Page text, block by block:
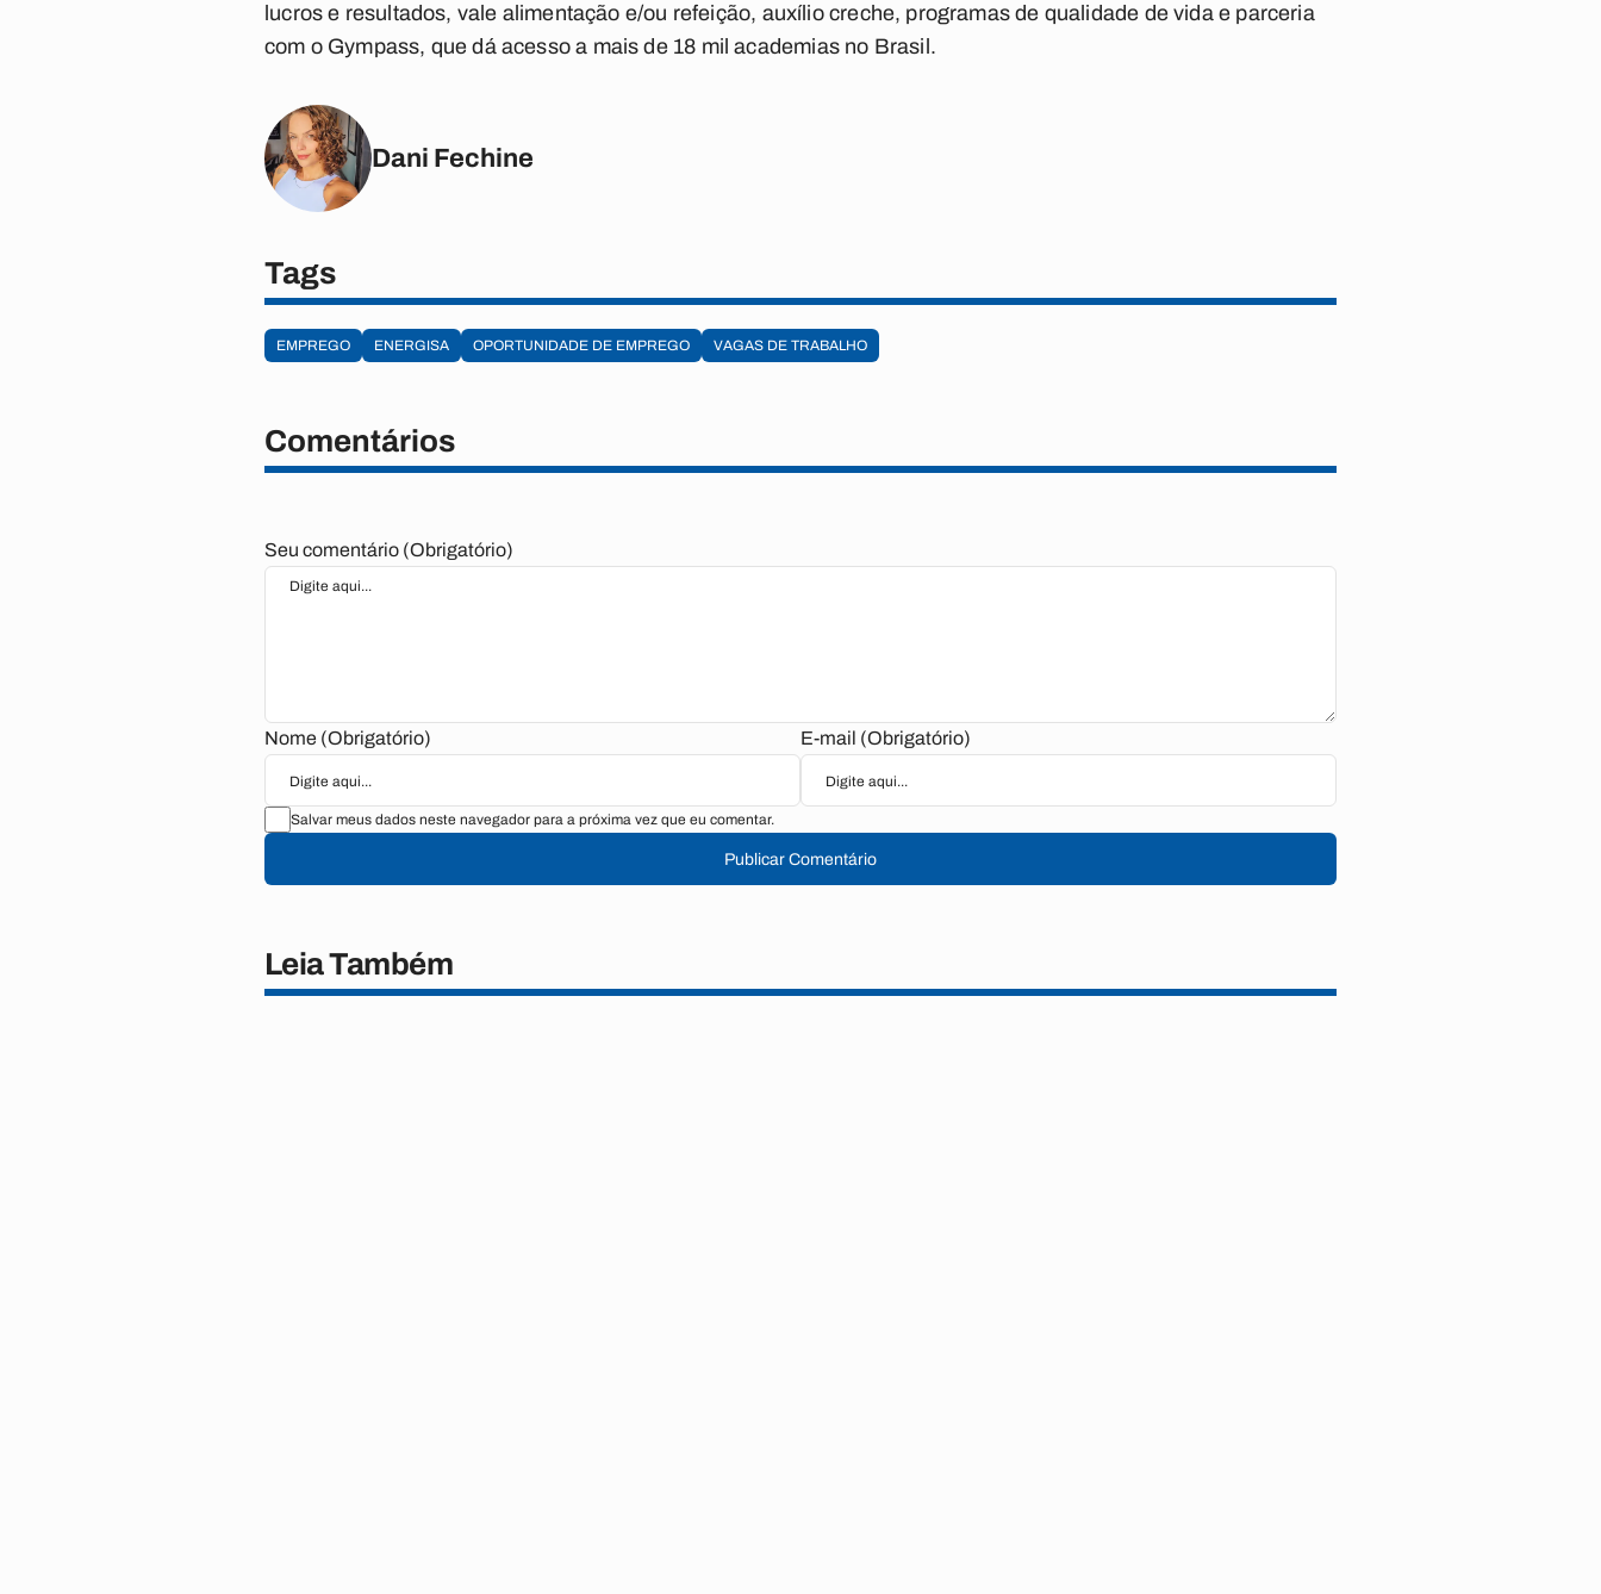
lucros e resultados, vale alimentação e/ou refeição, auxílio creche, programas de qualidade de vida e parceria
com o Gympass, que dá acesso a mais de 18 mil academias no Brasil.
Dani Fechine
Tags
EMPREGO ENERGISA OPORTUNIDADE DE EMPREGO VAGAS DE TRABALHO
Comentários
Seu comentário (Obrigatório)
Nome (Obrigatório) E-mail (Obrigatório)
Salvar meus dados neste navegador para a próxima vez que eu comentar.
Publicar Comentário
Leia Também